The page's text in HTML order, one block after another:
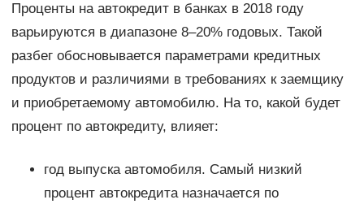
Проценты на автокредит в банках в 2018 году
варьируются в диапазоне 8–20% годовых. Такой
разбег обосновывается параметрами кредитных
продуктов и различиями в требованиях к заемщику
и приобретаемому автомобилю. На то, какой будет
процент по автокредиту, влияет:
год выпуска автомобиля. Самый низкий
процент автокредита назначается по